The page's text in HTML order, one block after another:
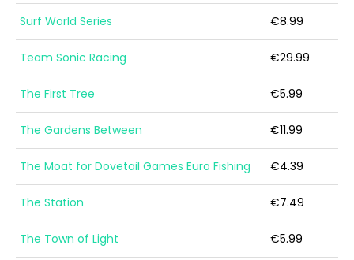
Surf World Series €8.99
Team Sonic Racing €29.99
The First Tree €5.99
The Gardens Between €11.99
The Moat for Dovetail Games Euro Fishing €4.39
The Station €7.49
The Town of Light €5.99